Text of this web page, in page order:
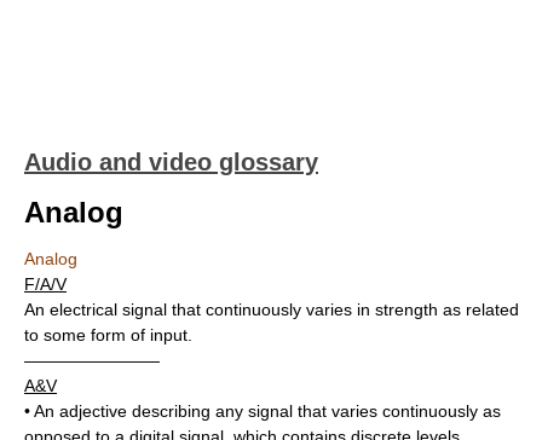
Audio and video glossary
Analog
Analog
F/A/V
An electrical signal that continuously varies in strength as related
to some form of input.
————————
A&V
• An adjective describing any signal that varies continuously as